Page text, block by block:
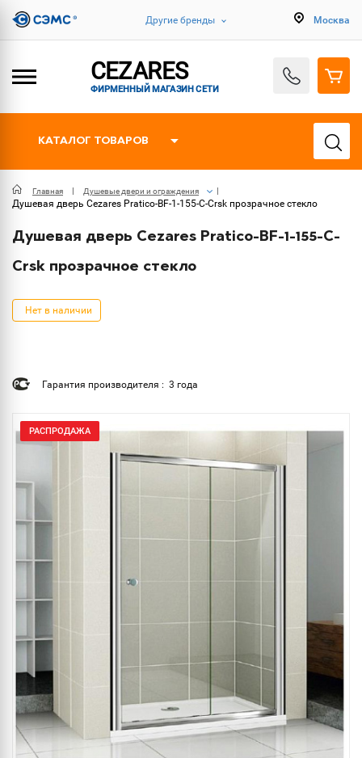
Другие бренды Москва
CEZARES
ФИРМЕННЫЙ МАГАЗИН СЕТИ
КАТАЛОГ ТОВАРОВ
Главная Душевые двери и ограждения
Душевая дверь Cezares Pratico-BF-1-155-C-Crsk прозрачное стекло
Душевая дверь Cezares Pratico-BF-1-155-C-
Crsk прозрачное стекло
Нет в наличии
Гарантия производителя : 3 года
РАСПРОДАЖА